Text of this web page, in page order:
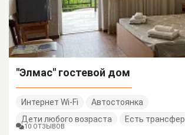
"Элмас" гостевой дом
Интернет Wi-Fi
Автостоянка
Дети любого возраста
Есть трансфер
10 ОТЗЫВОВ